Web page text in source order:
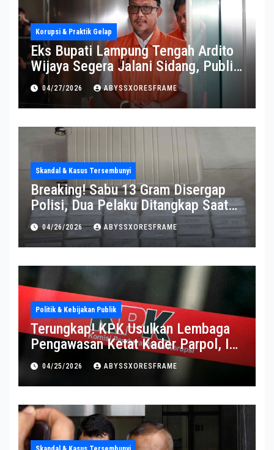
Korupsi & Praktik Gelap
Eks Bupati Lampung Tengah Ardito
Wijaya Segera Jalani Sidang, Publik
Soroti Perkembangannya
04/27/2026 ABYSSXORESFRAME
Skandal & Kasus Tersembunyi
Breaking! Sabu 13 Gram Disergap
Polisi, Dua Pelaku Ditangkap Saat
Operasi Berlangsung Di Tempat
04/26/2026 ABYSSXORESFRAME
Politik & Kebijakan Publik
Terungkap! KPK Usulkan Lembaga
Pengawasan Ketat Kader Parpol, Ini
Alasannya
04/25/2026 ABYSSXORESFRAME